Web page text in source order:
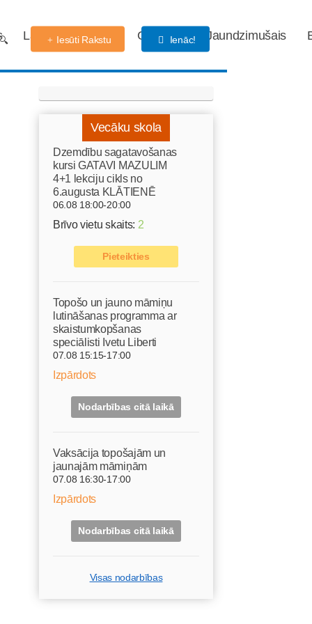
Labdarības fonds Gaidības Jaundzimušais
Iesūti Rakstu Ienāc!
Vecāku skola
Dzemdību sagatavošanas
kursi GATAVI MAZULIM
4+1 lekciju cikls no
6.augusta KLĀTIENĒ
06.08 18:00-20:00
Brīvo vietu skaits: 2
Pieteikties
Topošo un jauno māmiņu
lutināšanas programma ar
skaistumkopšanas
speciālisti Ivetu Liberti
07.08 15:15-17:00
Izpārdots
Nodarbības citā laikā
Vaksācija topošajām un
jaunajām māmiņām
07.08 16:30-17:00
Izpārdots
Nodarbības citā laikā
Visas nodarbības